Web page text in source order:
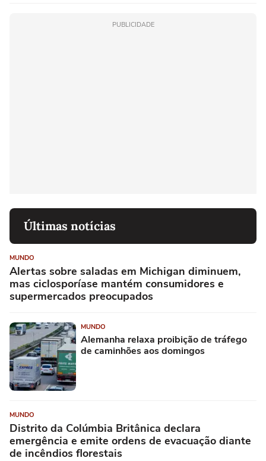
PUBLICIDADE
Últimas notícias
MUNDO
Alertas sobre saladas em Michigan diminuem,
mas ciclosporíase mantém consumidores e
supermercados preocupados
MUNDO
Alemanha relaxa proibição de tráfego
de caminhões aos domingos
MUNDO
Distrito da Colúmbia Britânica declara
emergência e emite ordens de evacuação diante
de incêndios florestais